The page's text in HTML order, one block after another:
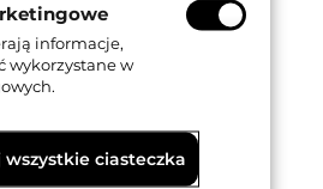
z kluczami
informacje,
wykorzystane w
ciasteczka